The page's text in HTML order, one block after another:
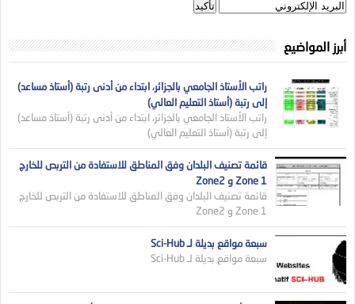
أبرز المواضيع
راتب الأستاذ الجامعي بالجزائر، ابتداء من أدنى رتبة (أستاذ مساعد)
إلى رتبة (أستاذ التعليم العالي)
راتب الأستاذ الجامعي بالجزائر، ابتداء من أدنى رتبة (أستاذ مساعد)
إلى رتبة (أستاذ التعليم العالي)
قائمة تصنيف البلدان وفق المناطق للاستفادة من التربص للخارج
Zone 1 و Zone2
قائمة تصنيف البلدان وفق المناطق للاستفادة من التربص للخارج
Zone 1 و Zone2
سبعة مواقع بديلة لـ Sci-Hub
سبعة مواقع بديلة لـ Sci-Hub